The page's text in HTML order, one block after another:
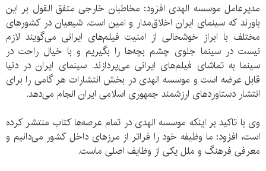
مدیرعامل موسسه الهدی افزود: مخاطبان خارجی متفق القول بر این
باورند که سینمای ایران اخلاق‌مدار و امین است. شیعیان در کشورهای
مختلف با ابراز خوشحالی از امنیت فیلم‌های ایرانی می‌گویند لازم
نیست در سینما جلوی چشم بچه‌ها را بگیریم و با خیال راحت در
سینما به تماشای فیلم‌های ایرانی می‌پردازند. سینمای ایران در دنیا
قابل عرضه است و موسسه الهدی در بخش انتشارات هر گامی را برای
انتشار دستاوردهای ارزشمند جمهوری اسلامی ایران انجام می‌دهد.
وی با تاکید بر اینکه موسسه الهدی در تمام عرصه‌ها کتاب منتشر کرده
است، افزود: ما وظیفه خود را فراتر از مرزهای داخل کشور می‌دانیم و
معرفی فرهنگ و ملل یکی از وظایف اصلی ماست.